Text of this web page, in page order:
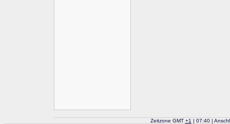
Zeitzone GMT +1 | 07:40 |